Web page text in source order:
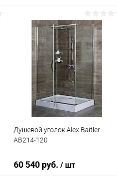
В корзину
Купить в 1 клик Сравнение
В избранное Под заказ
Душевой уголок Alex Baitler
AB214-120
60 540 руб. / шт